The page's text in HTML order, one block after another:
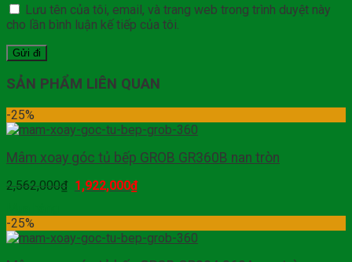
Lưu tên của tôi, email, và trang web trong trình duyệt này
cho lần bình luận kế tiếp của tôi.
SẢN PHẨM LIÊN QUAN
-25%
Mâm xoay góc tủ bếp GROB GR360B nan tròn
2,562,000₫ 1,922,000₫
-25%